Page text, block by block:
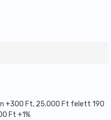
+300 Ft, 25.000 Ft felett 190
Ft +1%